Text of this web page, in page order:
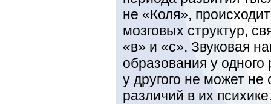
не «Коля»,
мозговых структур,
«в» и «с». Звуковая
образования у
у другого не может
различий в их